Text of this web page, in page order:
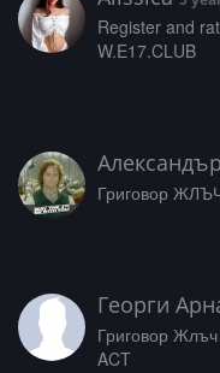
­­R­­e­­­g­­i­s­­t­e­r­ ­a­n­d­­­
W­­.­E­­­1­­7­­.­C­L­­U­­B
Григовор
Георги
Григовор
ACT